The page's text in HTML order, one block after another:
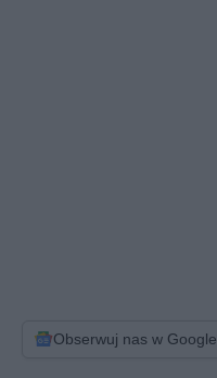
Obserwuj nas w Google